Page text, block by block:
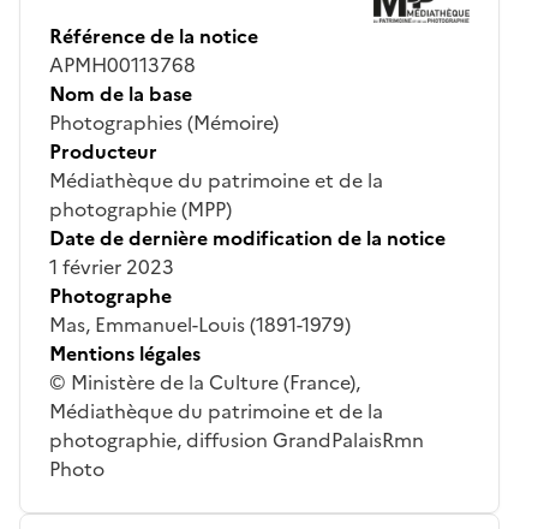
Référence de la notice
APMH00113768
Nom de la base
Photographies (Mémoire)
Producteur
Médiathèque du patrimoine et de la
photographie (MPP)
Date de dernière modification de la notice
1 février 2023
Photographe
Mas, Emmanuel-Louis (1891-1979)
Mentions légales
© Ministère de la Culture (France),
Médiathèque du patrimoine et de la
photographie, diffusion GrandPalaisRmn
Photo